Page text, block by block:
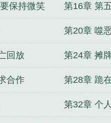
保持微笑 第16章 第
第20章 噬
回放 第24章 摊
合作 第28章 跪
第32章 个